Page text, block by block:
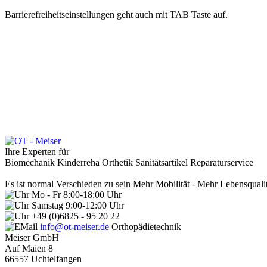
Barrierefreiheitseinstellungen geht auch mit TAB Taste auf.
Ihre Experten für
Biomechanik Kinderreha Orthetik Sanitätsartikel Reparaturservice
Es ist normal Verschieden zu sein Mehr Mobilität - Mehr
Mo - Fr 8:00-18:00 Uhr
Samstag 9:00-12:00 Uhr
+49 (0)6825 - 95 20 22
info@ot-meiser.de Orthopädietechnik
Meiser GmbH
Auf Maien 8
66557 Uchtelfangen